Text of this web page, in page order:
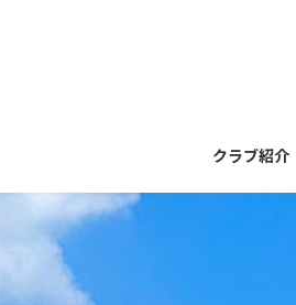
クラブ紹介